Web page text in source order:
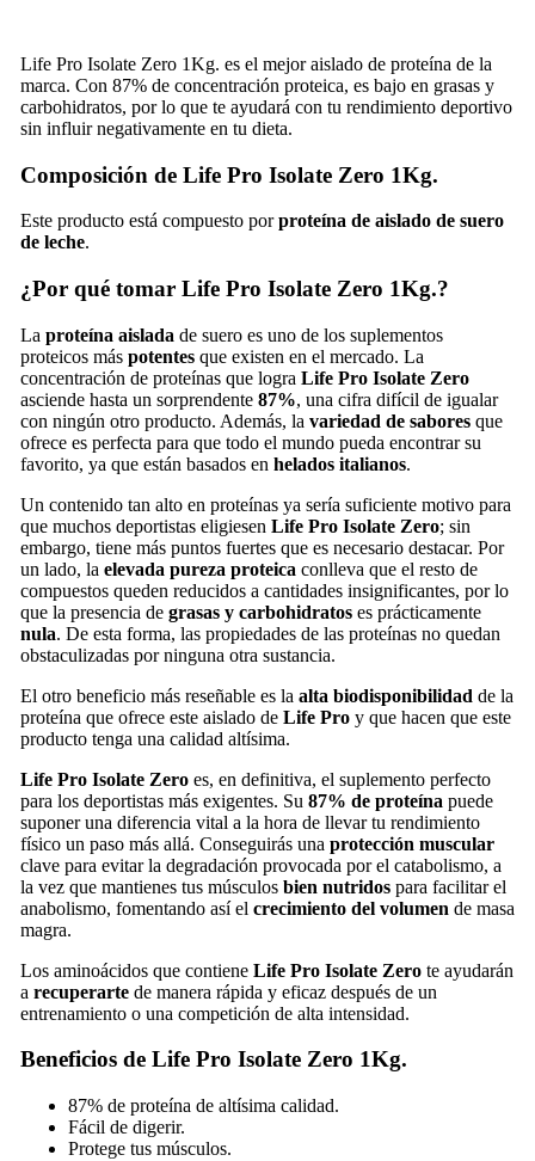
Life Pro Isolate Zero 1Kg. es el mejor aislado de proteína de la
marca. Con 87% de concentración proteica, es bajo en grasas y
carbohidratos, por lo que te ayudará con tu rendimiento deportivo
sin influir negativamente en tu dieta.
Composición de Life Pro Isolate Zero 1Kg.
Este producto está compuesto porproteína de aislado de suero
de leche.
¿Por qué tomar Life Pro Isolate Zero 1Kg.?
La proteína aislada de suero es uno de los suplementos
proteicos más potentesque existen en el mercado. La
concentración de proteínas que logra Life Pro Isolate Zero
asciende hasta un sorprendente 87%, una cifra difícil de igualar
con ningún otro producto. Además, la variedad de saboresque
ofrece es perfecta para que todo el mundo pueda encontrar su
favorito, ya que están basados en helados italianos.
Un contenido tan alto en proteínas ya sería suficiente motivo para
que muchos deportistas eligiesen Life Pro Isolate Zero; sin
embargo, tiene más puntos fuertes que es necesario destacar. Por
un lado, la elevada pureza proteica conlleva que el resto de
compuestos queden reducidos a cantidades insignificantes, por lo
que la presencia de grasas y carbohidratoses prácticamente
nula. De esta forma, las propiedades de las proteínas no quedan
obstaculizadas por ninguna otra sustancia.
El otro beneficio más reseñable es la alta biodisponibilidad de la
proteína que ofrece este aislado de Life Proy que hacen que este
producto tenga una calidad altísima.
Life Pro Isolate Zeroes, en definitiva, el suplemento perfecto
para los deportistas más exigentes. Su 87% de proteína puede
suponer una diferencia vital a la hora de llevar tu rendimiento
físico un paso más allá. Conseguirás una protección muscular
clave para evitar la degradación provocada por el catabolismo, a
la vez que mantienes tus músculos bien nutridospara facilitar el
anabolismo, fomentando así el crecimiento del volumen de masa
magra.
Los aminoácidos que contiene Life Pro Isolate Zerote ayudarán
a recuperartede manera rápida y eficaz después de un
entrenamiento o una competición de alta intensidad.
Beneficios de Life Pro Isolate Zero 1Kg.
87% de proteína de altísima calidad.
Fácil de digerir.
Protege tus músculos.